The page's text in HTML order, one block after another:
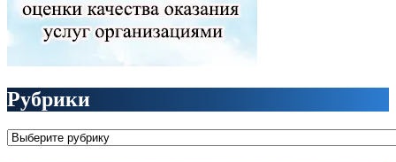
Рубрики
Рубрики